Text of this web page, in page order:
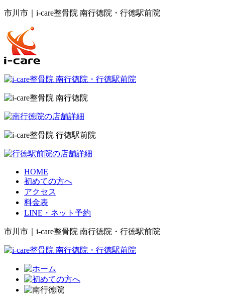
市川市｜i-care整骨院 南行徳院・行徳駅前院
HOME
初めての方へ
アクセス
料金表
LINE・ネット予約
市川市｜i-care整骨院 南行徳院・行徳駅前院